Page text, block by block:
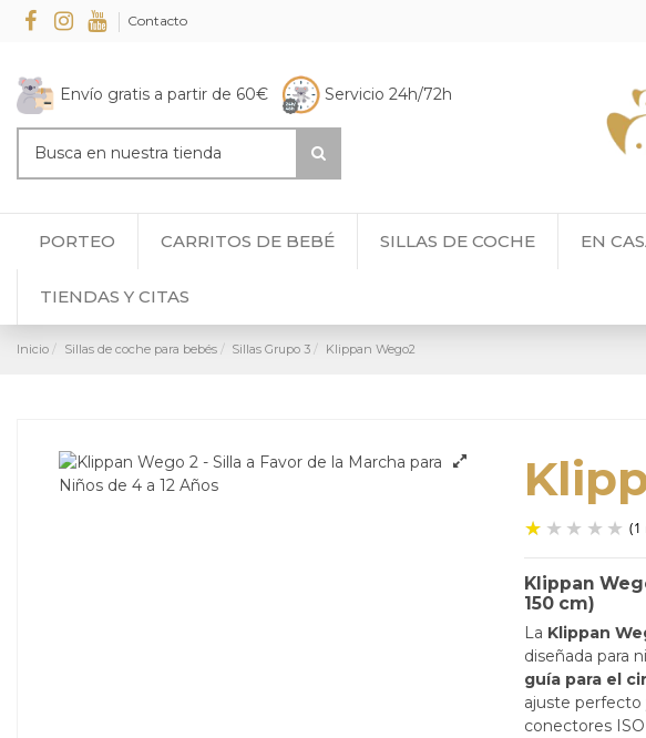
Contacto
Envío gratis a partir de 60€ Servicio 24h/72h
PORTEO CARRITOS DE BEBÉ SILLAS DE COCHE EN
TIENDAS Y CITAS
Inicio Sillas de coche para bebés Sillas Grupo 3 Klippan Wego2
Klippan
150 cm)
La Klippan
diseñada para
guía para el
ajuste perfecto
conectores